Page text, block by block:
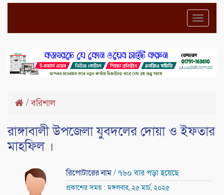
/বরিশাল
রাঙ্গাবালী উপজেলা যুবদলের দোয়া ও ইফতার
মাহফিল ।
রিপোটারের নাম/ ৭৬০ বার পড়া হয়েছে
প্রকাশের সময় : মঙ্গলবার, ২৫ মার্চ, ২০২৫